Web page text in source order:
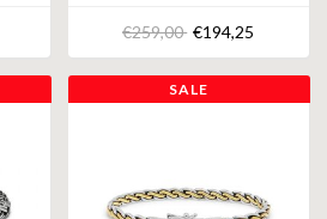
€259,00 €194,25
SALE